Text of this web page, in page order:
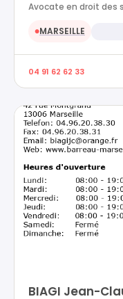
Avocate en droit des
●MARSEILLE
04 91 62 62 33
BIAGI Jean-